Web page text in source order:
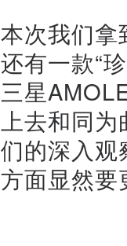
本次我们拿
还有一款“
三星
上去和同
们的深入
方面显然要